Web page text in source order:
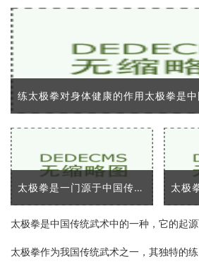
太极拳是一门源于中国传统文化的武术，已经广泛传播到了全世界各地。它不仅是一种给人们提供了自我防卫技能的技术，同时也提供了许多身体和心理上的优势。在这篇文章中，我将